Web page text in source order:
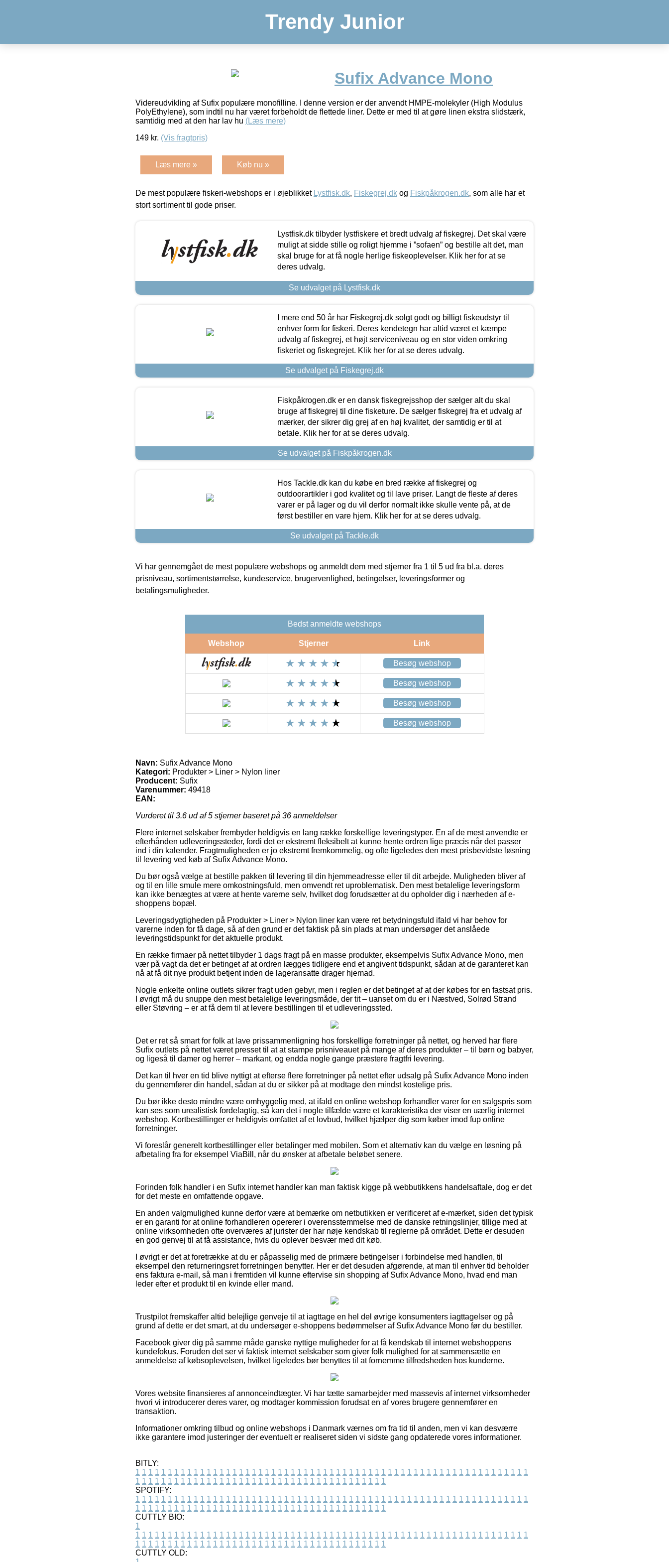
Trendy Junior
Sufix Advance Mono
Videreudvikling af Sufix populære monofilline. I denne version er der anvendt HMPE-molekyler (High Modulus
PolyEthylene), som indtil nu har været forbeholdt de flettede liner. Dette er med til at gøre linen ekstra slidstærk,
samtidig med at den har lav hu (Læs mere)
149 kr. (Vis fragtpris)
Læs mere » Køb nu »
De mest populære fiskeri-webshops er i øjeblikket Lystfisk.dk, Fiskegrej.dk og Fiskpåkrogen.dk, som alle har et
stort sortiment til gode priser.
Lystfisk.dk tilbyder lystfiskere et bredt udvalg af fiskegrej. Det skal være
muligt at sidde stille og roligt hjemme i ”sofaen” og bestille alt det, man
skal bruge for at få nogle herlige fiskeoplevelser. Klik her for at se
deres udvalg.
Se udvalget på Lystfisk.dk
I mere end 50 år har Fiskegrej.dk solgt godt og billigt fiskeudstyr til
enhver form for fiskeri. Deres kendetegn har altid været et kæmpe
udvalg af fiskegrej, et højt serviceniveau og en stor viden omkring
fiskeriet og fiskegrejet. Klik her for at se deres udvalg.
Se udvalget på Fiskegrej.dk
Fiskpåkrogen.dk er en dansk fiskegrejsshop der sælger alt du skal
bruge af fiskegrej til dine fisketure. De sælger fiskegrej fra et udvalg af
mærker, der sikrer dig grej af en høj kvalitet, der samtidig er til at
betale. Klik her for at se deres udvalg.
Se udvalget på Fiskpåkrogen.dk
Hos Tackle.dk kan du købe en bred række af fiskegrej og
outdoorartikler i god kvalitet og til lave priser. Langt de fleste af deres
varer er på lager og du vil derfor normalt ikke skulle vente på, at de
først bestiller en vare hjem. Klik her for at se deres udvalg.
Se udvalget på Tackle.dk
Vi har gennemgået de mest populære webshops og anmeldt dem med stjerner fra 1 til 5 ud fra bl.a. deres
prisniveau, sortimentstørrelse, kundeservice, brugervenlighed, betingelser, leveringsformer og
betalingsmuligheder.
Bedst anmeldte webshops
Webshop Stjerner Link
Besøg webshop
Besøg webshop
Besøg webshop
Besøg webshop
Navn: Sufix Advance Mono
Kategori: Produkter > Liner > Nylon liner
Producent: Sufix
Varenummer: 49418
EAN:
Vurderet til 3.6 ud af 5 stjerner baseret på 36 anmeldelser
Flere internet selskaber frembyder heldigvis en lang række forskellige leveringstyper. En af de mest anvendte er
efterhånden udleveringssteder, fordi det er ekstremt fleksibelt at kunne hente ordren lige præcis når det passer
ind i din kalender. Fragtmuligheden er jo ekstremt fremkommelig, og ofte ligeledes den mest prisbevidste løsning
til levering ved køb af Sufix Advance Mono.
Du bør også vælge at bestille pakken til levering til din hjemmeadresse eller til dit arbejde. Muligheden bliver af
og til en lille smule mere omkostningsfuld, men omvendt ret uproblematisk. Den mest betalelige leveringsform
kan ikke benægtes at være at hente varerne selv, hvilket dog forudsætter at du opholder dig i nærheden af e-
shoppens bopæl.
Leveringsdygtigheden på Produkter > Liner > Nylon liner kan være ret betydningsfuld ifald vi har behov for
varerne inden for få dage, så af den grund er det faktisk på sin plads at man undersøger det anslåede
leveringstidspunkt for det aktuelle produkt.
En række firmaer på nettet tilbyder 1 dags fragt på en masse produkter, eksempelvis Sufix Advance Mono, men
vær på vagt da det er betinget af at ordren lægges tidligere end et angivent tidspunkt, sådan at de garanteret kan
nå at få dit nye produkt betjent inden de lageransatte drager hjemad.
Nogle enkelte online outlets sikrer fragt uden gebyr, men i reglen er det betinget af at der købes for en fastsat pris.
I øvrigt må du snuppe den mest betalelige leveringsmåde, der tit – uanset om du er i Næstved, Solrød Strand
eller Støvring – er at få dem til at levere bestillingen til et udleveringssted.
Det er ret så smart for folk at lave prissammenligning hos forskellige forretninger på nettet, og herved har flere
Sufix outlets på nettet været presset til at at stampe prisniveauet på mange af deres produkter – til børn og babyer,
og ligeså til damer og herrer – markant, og endda nogle gange præstere fragtfri levering.
Det kan til hver en tid blive nyttigt at efterse flere forretninger på nettet efter udsalg på Sufix Advance Mono inden
du gennemfører din handel, sådan at du er sikker på at modtage den mindst kostelige pris.
Du bør ikke desto mindre være omhyggelig med, at ifald en online webshop forhandler varer for en salgspris som
kan ses som urealistisk fordelagtig, så kan det i nogle tilfælde være et karakteristika der viser en uærlig internet
webshop. Kortbestillinger er heldigvis omfattet af et lovbud, hvilket hjælper dig som køber imod fup online
forretninger.
Vi foreslår generelt kortbestillinger eller betalinger med mobilen. Som et alternativ kan du vælge en løsning på
afbetaling fra for eksempel ViaBill, når du ønsker at afbetale beløbet senere.
Forinden folk handler i en Sufix internet handler kan man faktisk kigge på webbutikkens handelsaftale, dog er det
for det meste en omfattende opgave.
En anden valgmulighed kunne derfor være at bemærke om netbutikken er verificeret af e-mærket, siden det typisk
er en garanti for at online forhandleren opererer i overensstemmelse med de danske retningslinjer, tillige med at
online virksomheden ofte overværes af jurister der har nøje kendskab til reglerne på området. Dette er desuden
en god genvej til at få assistance, hvis du oplever besvær med dit køb.
I øvrigt er det at foretrække at du er påpasselig med de primære betingelser i forbindelse med handlen, til
eksempel den returneringsret forretningen benytter. Her er det desuden afgørende, at man til enhver tid beholder
ens faktura e-mail, så man i fremtiden vil kunne eftervise sin shopping af Sufix Advance Mono, hvad end man
leder efter et produkt til en kvinde eller mand.
Trustpilot fremskaffer altid belejlige genveje til at iagttage en hel del øvrige konsumenters iagttagelser og på
grund af dette er det smart, at du undersøger e-shoppens bedømmelser af Sufix Advance Mono før du bestiller.
Facebook giver dig på samme måde ganske nyttige muligheder for at få kendskab til internet webshoppens
kundefokus. Foruden det ser vi faktisk internet selskaber som giver folk mulighed for at sammensætte en
anmeldelse af købsoplevelsen, hvilket ligeledes bør benyttes til at fornemme tilfredsheden hos kunderne.
Vores website finansieres af annonceindtægter. Vi har tætte samarbejder med massevis af internet virksomheder
hvori vi introducerer deres varer, og modtager kommission forudsat en af vores brugere gennemfører en
transaktion.
Informationer omkring tilbud og online webshops i Danmark værnes om fra tid til anden, men vi kan desværre
ikke garantere imod justeringer der eventuelt er realiseret siden vi sidste gang opdaterede vores informationer.
BITLY:
1 1 1 1 1 1 1 1 1 1 1 1 1 1 1 1 1 1 1 1 1 1 1 1 1 1 1 1 1 1 1 1 1 1 1 1 1 1 1 1 1 1 1 1 1 1 1 1 1 1 1 1 1 1 1 1 1 1 1 1 1
1 1 1 1 1 1 1 1 1 1 1 1 1 1 1 1 1 1 1 1 1 1 1 1 1 1 1 1 1 1 1 1 1 1 1 1 1 1 1
SPOTIFY:
1 1 1 1 1 1 1 1 1 1 1 1 1 1 1 1 1 1 1 1 1 1 1 1 1 1 1 1 1 1 1 1 1 1 1 1 1 1 1 1 1 1 1 1 1 1 1 1 1 1 1 1 1 1 1 1 1 1 1 1 1
1 1 1 1 1 1 1 1 1 1 1 1 1 1 1 1 1 1 1 1 1 1 1 1 1 1 1 1 1 1 1 1 1 1 1 1 1 1 1
CUTTLY BIO:
1
1 1 1 1 1 1 1 1 1 1 1 1 1 1 1 1 1 1 1 1 1 1 1 1 1 1 1 1 1 1 1 1 1 1 1 1 1 1 1 1 1 1 1 1 1 1 1 1 1 1 1 1 1 1 1 1 1 1 1 1 1
1 1 1 1 1 1 1 1 1 1 1 1 1 1 1 1 1 1 1 1 1 1 1 1 1 1 1 1 1 1 1 1 1 1 1 1 1 1 1
CUTTLY OLD: